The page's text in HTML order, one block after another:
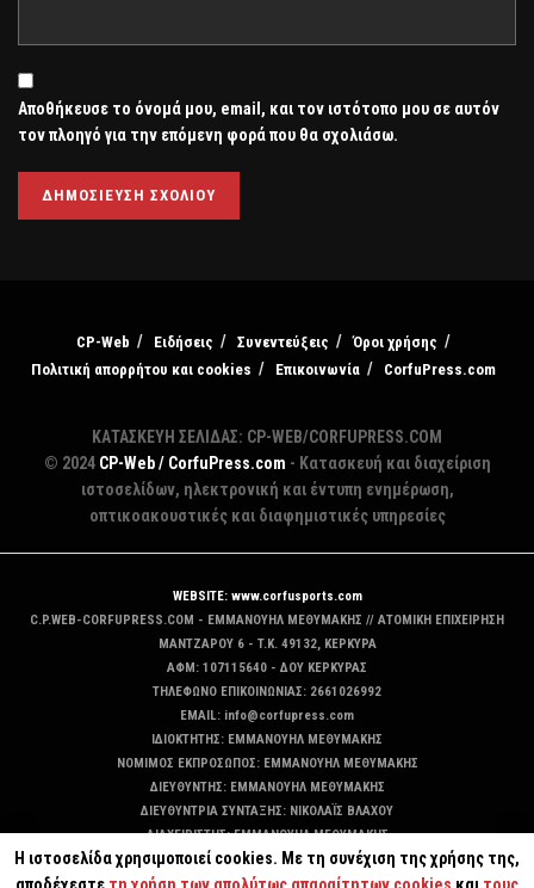
Αποθήκευσε το όνομά μου, email, και τον ιστότοπο μου σε αυτόν
τον πλοηγό για την επόμενη φορά που θα σχολιάσω.
CP-Web Ειδήσεις Συνεντεύξεις
Όροι χρήσης
Πολιτική απορρήτου και cookies
Επικοινωνία CorfuPress.com
ΚΑΤΑΣΚΕΥΗ ΣΕΛΙΔΑΣ: CP-WEB/CORFUPRESS.COM
© 2024 CP-Web / CorfuPress.com - Κατασκευή και διαχείριση
ιστοσελίδων, ηλεκτρονική και έντυπη ενημέρωση,
οπτικοακουστικές και διαφημιστικές υπηρεσίες
WEBSITE: www.corfusports.com
C.P.WEB-CORFUPRESS.COM - ΕΜΜΑΝΟΥΗΛ ΜΕΘΥΜΑΚΗΣ // ΑΤΟΜΙΚΗ ΕΠΙΧΕΙΡΗΣΗ
MANTZAΡΟΥ 6 - T.K. 49132, ΚΕΡΚΥΡΑ
ΑΦΜ: 107115640 - ΔΟΥ ΚΕΡΚΥΡΑΣ
ΤΗΛΕΦΩΝΟ ΕΠΙΚΟΙΝΩΝΙΑΣ: 2661026992
EMAIL: info@corfupress.com
ΙΔΙΟΚΤΗΤΗΣ: EMMANOYΗΛ ΜΕΘΥΜΑΚΗΣ
ΝΟΜΙΜΟΣ ΕΚΠΡΟΣΩΠΟΣ: EMMANOYΗΛ ΜΕΘΥΜΑΚΗΣ
ΔΙΕΥΘΥΝΤΗΣ: EMMANOYΗΛ ΜΕΘΥΜΑΚΗΣ
ΔΙΕΥΘΥΝΤΡΙΑ ΣΥΝΤΑΞΗΣ: ΝΙΚΟΛΑΪΣ ΒΛΑΧΟΥ
ΔΙΑΧΕΙΡΙΣΤΗΣ: EMMANOYΗΛ ΜΕΘΥΜΑΚΗΣ
ΔΙΚΑΙΟΥΧΟΣ DOMAIN: ΕΜΜΑΝΟΥΗΛ ΜΕΘΥΜΑΚΗΣ
Η ιστοσελίδα χρησιμοποιεί cookies. Με τη συνέχιση της χρήσης της,